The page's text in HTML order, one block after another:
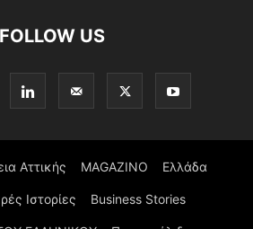
FOLLOW US
Αττικής MAGAZINO Ελλάδα
Ιστορίες Business Stories